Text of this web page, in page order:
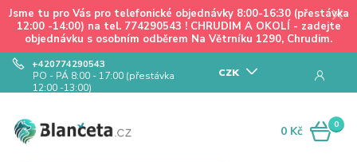
Jsme tu pro Vás pro telefonické objednávky 8:00-16:30 (přestávka
12:00 -14:00) na tel. 774290543 ! CHRUDIM A OKOLÍ - zadejte
objednávku s osobním odběrem Na Větrníku 1290, Chrudim.
CZK
+420774290543
PO - PÁ 8:00 - 17:00 (přestávka
12:00 -13:00)
0
0 Kč